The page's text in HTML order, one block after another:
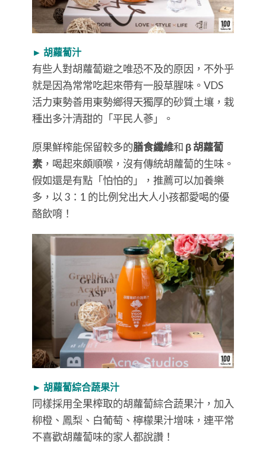
► 胡蘿蔔汁
有些人對胡蘿蔔避之唯恐不及的原因，不外乎
就是因為常常吃起來帶有一股草腥味。VDS
活力東勢善用東勢鄉得天獨厚的砂質土壤，栽
種出多汁清甜的「平民人蔘」。
原果鮮榨能保留較多的膳食纖維和 β 胡蘿蔔
素，喝起來頗順喉，沒有傳統胡蘿蔔的生味。
假如還是有點「怕怕的」，推薦可以加養樂
多，以 3：1 的比例兌出大人小孩都愛喝的優
酪飲唷！
► 胡蘿蔔綜合蔬果汁
同樣採用全果榨取的胡蘿蔔綜合蔬果汁，加入
柳橙、鳳梨、白葡萄、檸檬果汁增味，連平常
不喜歡胡蘿蔔味的家人都說讚！